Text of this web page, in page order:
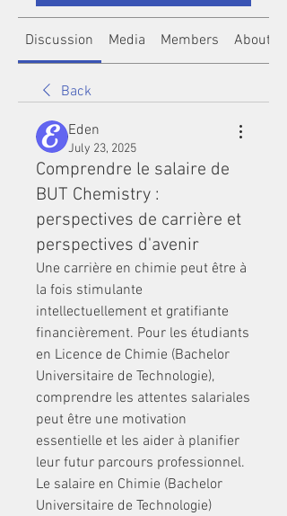
Discussion Media Members About
Back
Eden
July 23, 2025
Comprendre le salaire de
BUT Chemistry :
perspectives de carrière et
perspectives d'avenir
Une carrière en chimie peut être à
la fois stimulante
intellectuellement et gratifiante
financièrement. Pour les étudiants
en Licence de Chimie (Bachelor
Universitaire de Technologie),
comprendre les attentes salariales
peut être une motivation
essentielle et les aider à planifier
leur futur parcours professionnel.
Le salaire en Chimie (Bachelor
Universitaire de Technologie)